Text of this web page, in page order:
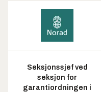
Seksjonssjef ved
seksjon for
garantiordningen i